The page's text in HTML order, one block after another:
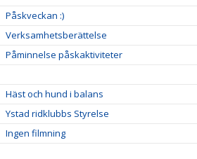
Påskveckan :)
Verksamhetsberättelse
Påminnelse påskaktiviteter
Häst och hund i balans
Ystad ridklubbs Styrelse
Ingen filmning